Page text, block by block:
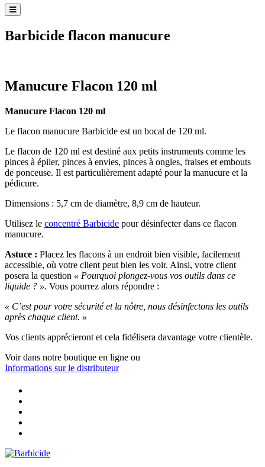
Barbicide flacon manucure
Manucure Flacon 120 ml
Manucure Flacon 120 ml
Le flacon manucure Barbicide est un bocal de 120 ml.
Le flacon de 120 ml est destiné aux petits instruments comme les
pinces à épiler, pinces à envies, pinces à ongles, fraises et embouts
de ponceuse. Il est particulièrement adapté pour la manucure et la
pédicure.
Dimensions : 5,7 cm de diamètre, 8,9 cm de hauteur.
Utilisez le concentré Barbicide pour désinfecter dans ce flacon
manucure.
Astuce : Placez les flacons à un endroit bien visible, facilement
accessible, où votre client peut bien les voir. Ainsi, votre client
posera la question « Pourquoi plongez-vous vos outils dans ce
liquide ? ». Vous pourrez alors répondre :
« C’est pour votre sécurité et la nôtre, nous désinfectons les outils
après chaque client. »
Vos clients apprécieront et cela fidélisera davantage votre clientèle.
Voir dans notre boutique en ligne ou
Informations sur le distributeur